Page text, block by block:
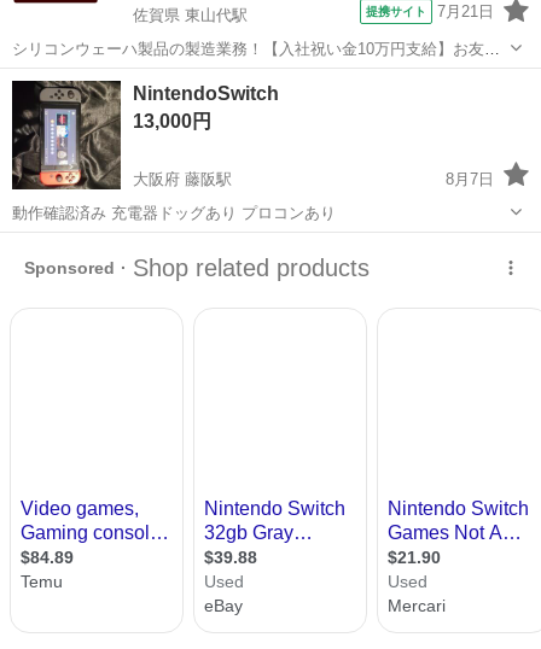
佐賀県 東山代駅
提携サイト 7月21日
シリコンウェーハ製品の製造業務！【入社祝い金10万円支給】お友達
やカップルとの応募OK◎年間休日129日＆休出なしでプライベート充
実♪業務はクリーンルームで快適作業◎自社正社員登用制度あり★1食
300円～の格安食堂あり！《佐...
佐賀 伊万里市
NintendoSwitch
13,000円
大阪府 藤阪駅
8月7日
動作確認済み 充電器ドッグあり プロコンあり